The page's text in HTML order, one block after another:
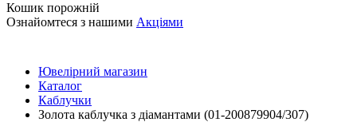
Кошик порожній
Ознайомтеся з нашими Акціями
Ювелірний магазин
Каталог
Каблучки
Золота каблучка з діамантами (01-200879904/307)